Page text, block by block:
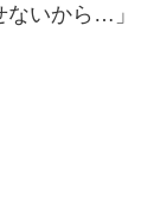
ないから…」